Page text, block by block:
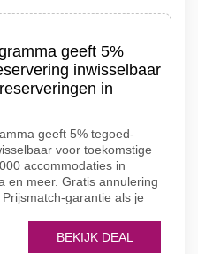
geeft 5%
inwisselbaar
in
geeft 5% tegoed-
voor toekomstige
accommodaties in
en meer. Gratis annulering
garantie als je
BEKIJK DEAL